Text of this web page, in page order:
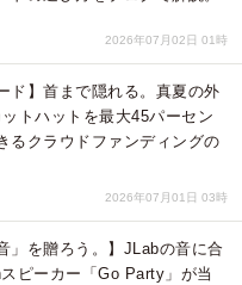
2026年07月02日 01時
ド】首まで隠れる。真夏の外
トハットを最大45パーセン
るクラウドファンディングの
2026年07月01日 03時
」を贈ろう。】JLabの音に合
ピーカー「Go Party」が当